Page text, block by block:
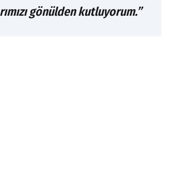
gönülden kutluyorum.”